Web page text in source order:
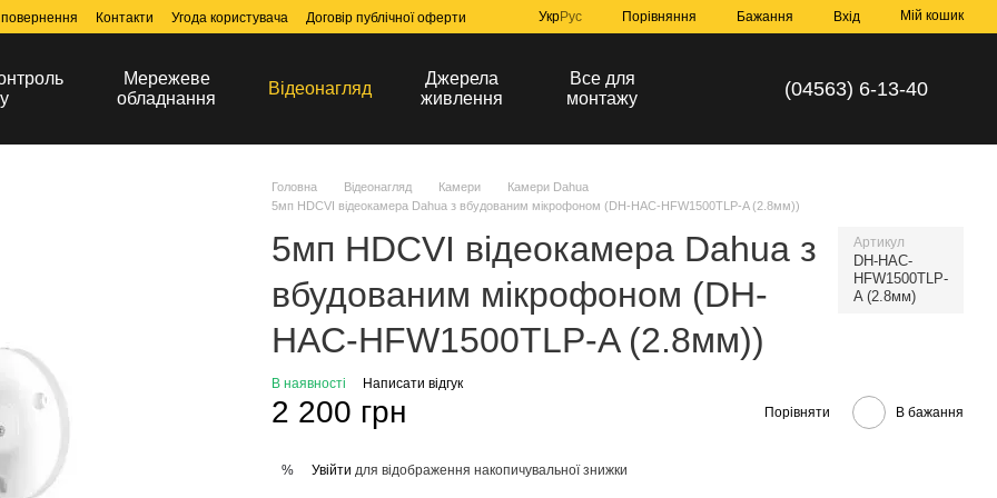
Контакти Угода користувача Договір публічної оферти УкрРус Порівняння Бажання Вхід Мій кошик
Мережеве
обладнання
Відеонагляд
Джерела
живлення
Все для
монтажу
(04563) 6-13-40
Головна Відеонагляд Камери
Камери Dahua
5мп HDCVI відеокамера Dahua з вбудованим мікрофоном (DH-HAC-HFW1500TLP-A (2.8мм))
5мп HDCVI відеокамера Dahua з
вбудованим мікрофоном (DH-
HAC-HFW1500TLP-A (2.8мм))
Артикул
DH-HAC-
HFW1500TLP-
A (2.8мм)
В наявності Написати відгук
2 200 грн Порівняти В бажання
% Увійти для відображення накопичувальної знижки